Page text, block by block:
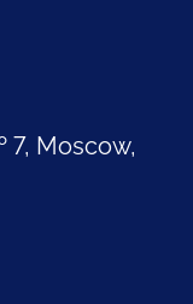
Moscow,